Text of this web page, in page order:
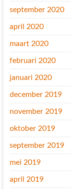
september 2020
april 2020
maart 2020
februari 2020
januari 2020
december 2019
november 2019
oktober 2019
september 2019
mei 2019
april 2019